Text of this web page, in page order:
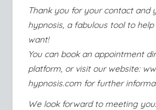
Thank you for your contact and
hypnosis, a fabulous tool to
want!
You can book an appointment
platform, or visit our website: ​
hypnosis.com for further
We look forward to meeting you.